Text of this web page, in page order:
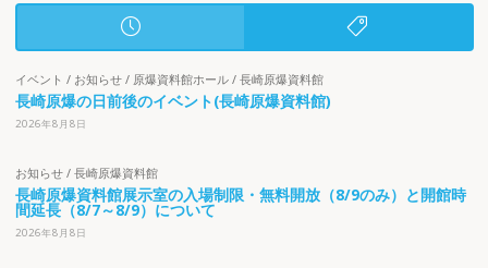
イベント / お知らせ/ 原爆資料館ホール/ 長崎原爆資料館
長崎原爆の日前後のイベント(長崎原爆資料館)
2026年8月8日
お知らせ/ 長崎原爆資料館
長崎原爆資料館展示室の入場制限・無料開放（8/9のみ）と開館時
間延長（8/7～8/9）について
2026年8月8日